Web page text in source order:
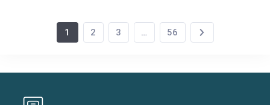
1 2 3 … 56